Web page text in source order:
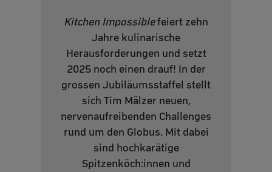
Kitchen Impossiblefeiert zehn
Jahre kulinarische
Herausforderungen und setzt
2025 noch einen drauf! In der
grossen Jubiläumsstaffel stellt
sich Tim Mälzer neuen,
nervenaufreibenden Challenges
rund um den Globus. Mit dabei
sind hochkarätige
Spitzenköch:innen und